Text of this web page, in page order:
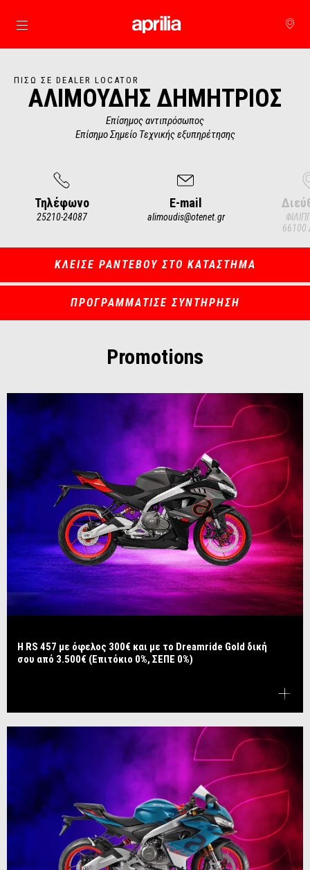
Μετάβαση στο κυρίως περιεχόμενο
ΠΊΣΩ ΣΕ DEALER LOCATOR
ΑΛΙΜΟΥΔΗΣ ΔΗΜΗΤΡΙΟΣ
Επίσημος αντιπρόσωπος
Επίσημο Σημείο Τεχνικής εξυπηρέτησης
Τηλέφωνο
25210-24087
E-mail
alimoudis@otenet.gr
of
ΚΛΕΙΣΕ ΡΑΝΤΕΒΟΥ ΣΤΟ ΚΑΤΑΣΤΗΜΑ
ΠΡΟΓΡΑΜΜΑΤΙΣΕ ΣΥΝΤΗΡΗΣΗ
Promotions
Η RS 457 με όφελος 300€ και με το Dreamride Gold δική
σου από 3.500€ (Επιτόκιο 0%, ΣΕΠΕ 0%)